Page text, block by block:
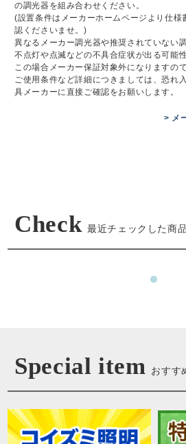
の調光器を組み合わせください。
(設置条件はメーカーホームページより仕様
認くださいませ。)
異なるメーカー調光器や推奨されていない
不点灯や点滅などの不具合症状が出る可能
この場合メーカー保証対象外になりますの
ご使用条件など詳細につきましては、恐れ
具メーカーに直接ご確認をお願いします。
> メ
Check 最近チェックした商品
Special item おすす